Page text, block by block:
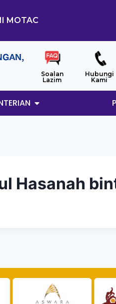
MOTAC
Soalan
Lazim
Hubungi
Kami
Hasanah